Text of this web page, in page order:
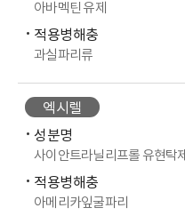
아바멕틴 유제
적용병해충
과실파리류
엑시렐
성분명
사이안트라닐리프롤 유현탁제
적용병해충
아메리카잎굴파리